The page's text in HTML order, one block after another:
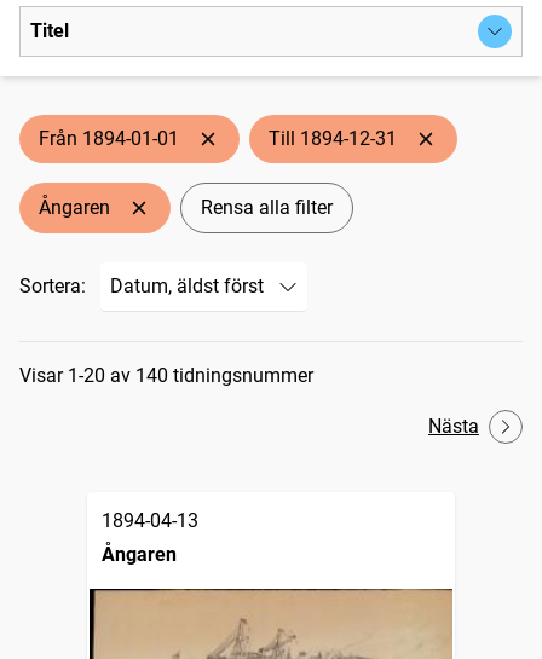
Titel
Från 1894-01-01 Till 1894-12-31
Ångaren Rensa alla filter
Sortera:
Sökresultat
Visar 1-20 av 140 tidningsnummer
Nästa
1894-04-13
Ångaren